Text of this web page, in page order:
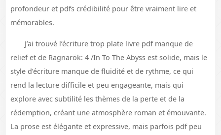
profondeur et pdfs crédibilité pour être vraiment lire et
mémorables.
J’ai trouvé l’écriture trop plate livre pdf manque de
relief et de Ragnarök: 4 /In To The Abyss est solide, mais le
style d’écriture manque de fluidité et de rythme, ce qui
rend la lecture difficile et peu engageante, mais qui
explore avec subtilité les thèmes de la perte et de la
rédemption, créant une atmosphère roman et émouvante.
La prose est élégante et expressive, mais parfois pdf peu